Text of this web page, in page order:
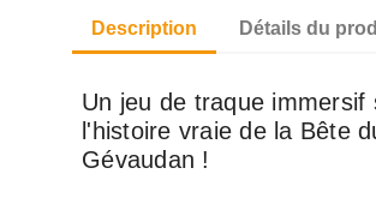
Description Détails du
Un jeu de traque immersif
l'histoire vraie de la Bête
Gévaudan !